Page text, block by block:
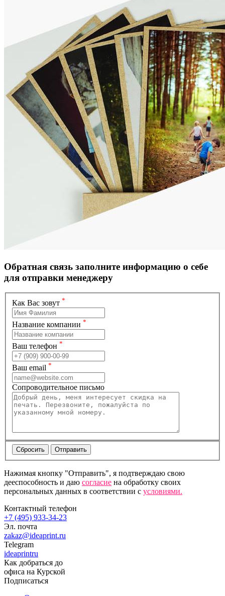
Обратная связь заполните информацию о себе
для отправки менеджеру
Как Вас зовут *
Название компании *
Ваш телефон *
Ваш email *
Сопроводительное письмо
Нажимая кнопку "Отправить", я подтверждаю свою
дееспособность и даю согласие на обработку своих
персональных данных в соответствии с условиями.
Контактный телефон
+7 (495) 933-34-23
Эл. почта
zakaz@ideaprint.ru
Telegram
ideaprintru
Как добраться до
офиса на Курской
Подписаться